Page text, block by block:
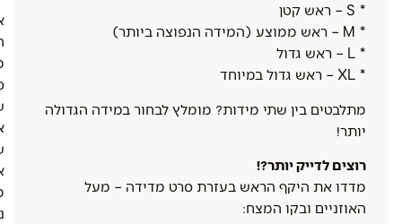
* S – ראש קטן
* M – ראש ממוצע (המידה הנפוצה ביותר)
* L – ראש גדול
* XL – ראש גדול במיוחד
מתלבטים בין שתי מידות? מומלץ לבחור במידה הגדולה
יותר!
רוצים לדייק יותר?!
מדדו את היקף הראש בעזרת סרט מדידה – מעל
האוזניים ובקו המצח: